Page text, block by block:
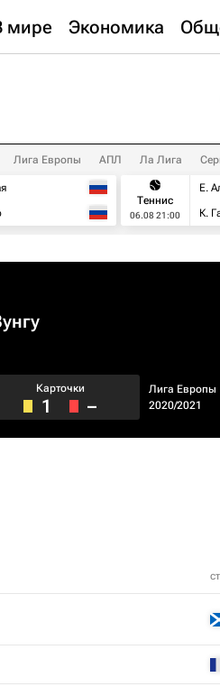
мире Экономика
Лига Европы АПЛ Ла Лига
Теннис
06.08 21:00
Е.
К.
Лига Европы
2020/2021
Карточки
1 –